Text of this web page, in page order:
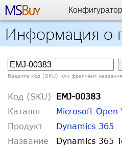
Конфигуратор
Информация о
Введите код (SKU) или фрагмент
Код (SKU)
EMJ-00383
Каталог
Microsoft Open
Продукт
Dynamics 365
Название
Dynamics 365